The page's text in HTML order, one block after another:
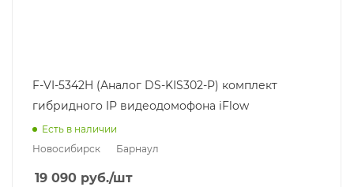
F-VI-5342H (Аналог DS-KIS302-P) комплект
гибридного IP видеодомофона iFlow
Есть в наличии
Новосибирск
Барнаул
19 090 руб./шт